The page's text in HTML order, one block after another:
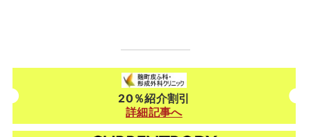
20％紹介割引
詳細記事へ